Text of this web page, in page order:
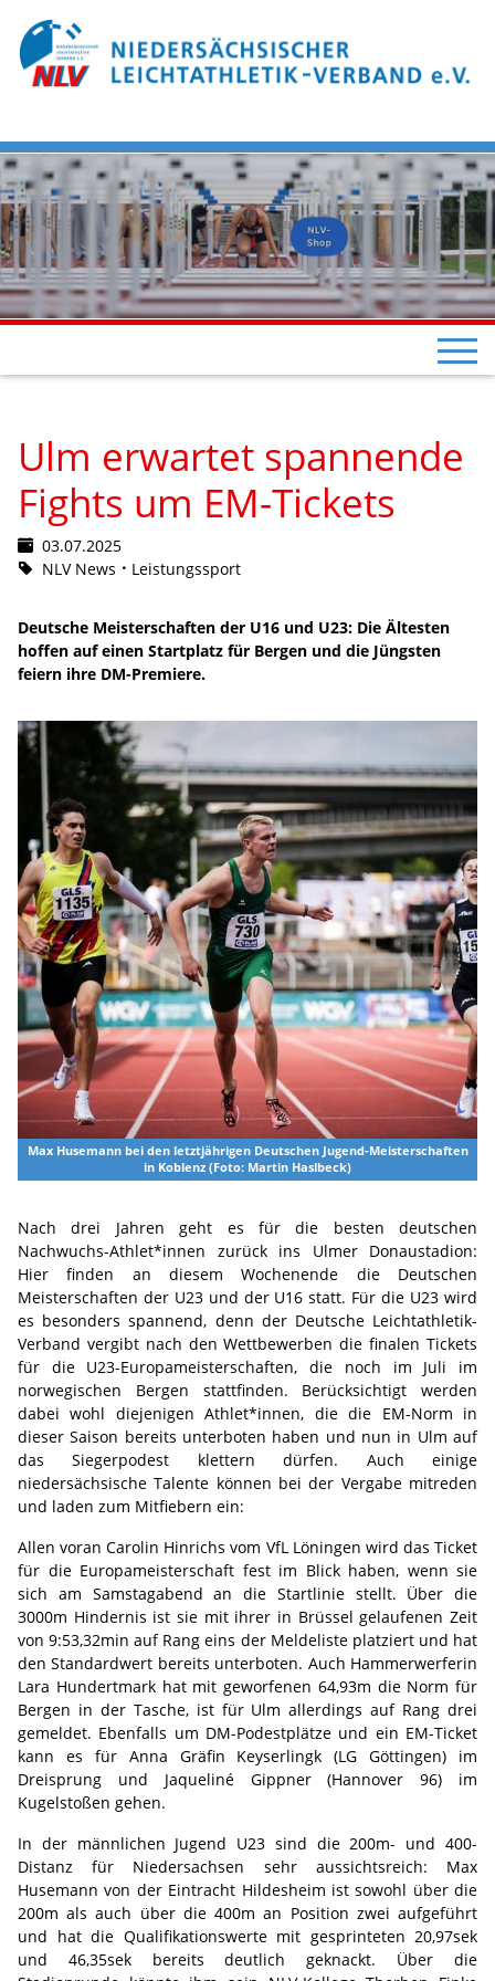
Ulm erwartet spannende
Fights um EM-Tickets
03.07.2025
NLV News
Leistungssport
Deutsche Meisterschaften der U16 und U23: Die Ältesten
hoffen auf einen Startplatz für Bergen und die Jüngsten
feiern ihre DM-Premiere.
Max Husemann bei den letztjährigen Deutschen Jugend-Meisterschaften
in Koblenz (Foto: Martin Haslbeck)
Nach drei Jahren geht es für die besten deutschen
Nachwuchs-Athlet*innen zurück ins Ulmer Donaustadion:
Hier finden an diesem Wochenende die Deutschen
Meisterschaften der U23 und der U16 statt. Für die U23 wird
es besonders spannend, denn der Deutsche Leichtathletik-
Verband vergibt nach den Wettbewerben die finalen Tickets
für die U23-Europameisterschaften, die noch im Juli im
norwegischen Bergen stattfinden. Berücksichtigt werden
dabei wohl diejenigen Athlet*innen, die die EM-Norm in
dieser Saison bereits unterboten haben und nun in Ulm auf
das Siegerpodest klettern dürfen. Auch einige
niedersächsische Talente können bei der Vergabe mitreden
und laden zum Mitfiebern ein:
Allen voran Carolin Hinrichs vom VfL Löningen wird das Ticket
für die Europameisterschaft fest im Blick haben, wenn sie
sich am Samstagabend an die Startlinie stellt. Über die
3000m Hindernis ist sie mit ihrer in Brüssel gelaufenen Zeit
von 9:53,32min auf Rang eins der Meldeliste platziert und hat
den Standardwert bereits unterboten. Auch Hammerwerferin
Lara Hundertmark hat mit geworfenen 64,93m die Norm für
Bergen in der Tasche, ist für Ulm allerdings auf Rang drei
gemeldet. Ebenfalls um DM-Podestplätze und ein EM-Ticket
kann es für Anna Gräfin Keyserlingk (LG Göttingen) im
Dreisprung und Jaqueliné Gippner (Hannover 96) im
Kugelstoßen gehen.
In der männlichen Jugend U23 sind die 200m- und 400-
Distanz für Niedersachsen sehr aussichtsreich: Max
Husemann von der Eintracht Hildesheim ist sowohl über die
200m als auch über die 400m an Position zwei aufgeführt
und hat die Qualifikationswerte mit gesprinteten 20,97sek
und 46,35sek bereits deutlich geknackt. Über die